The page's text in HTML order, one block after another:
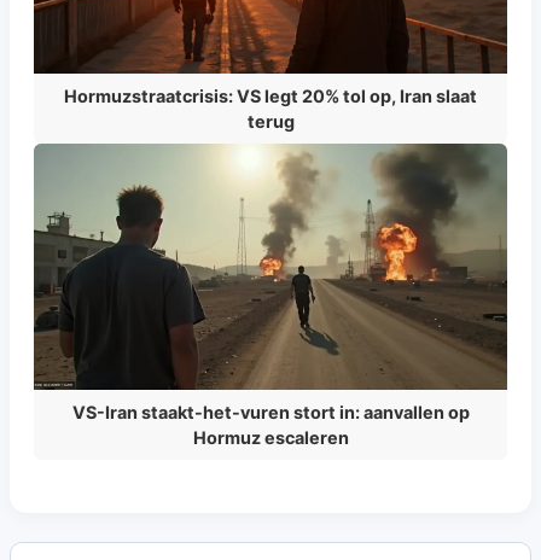
Hormuzstraatcrisis: VS legt 20% tol op, Iran slaat
terug
VS-Iran staakt-het-vuren stort in: aanvallen op
Hormuz escaleren